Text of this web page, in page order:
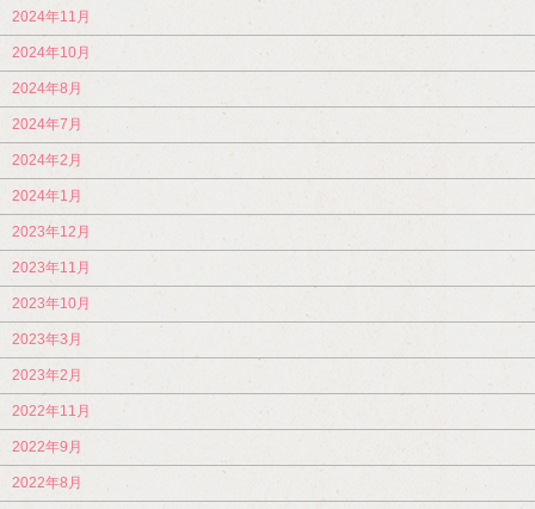
2024年11月
2024年10月
2024年8月
2024年7月
2024年2月
2024年1月
2023年12月
2023年11月
2023年10月
2023年3月
2023年2月
2022年11月
2022年9月
2022年8月